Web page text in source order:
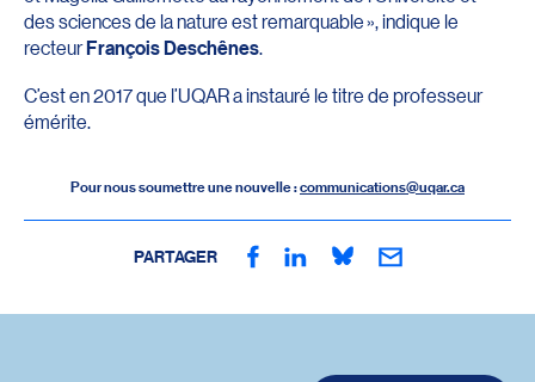
des sciences de la nature est remarquable », indique le
recteurFrançois Deschênes.
C’est en 2017 que l’UQAR a instauré le titre de professeur
émérite.
Pour nous soumettre une nouvelle :communications@uqar.ca
PARTAGER